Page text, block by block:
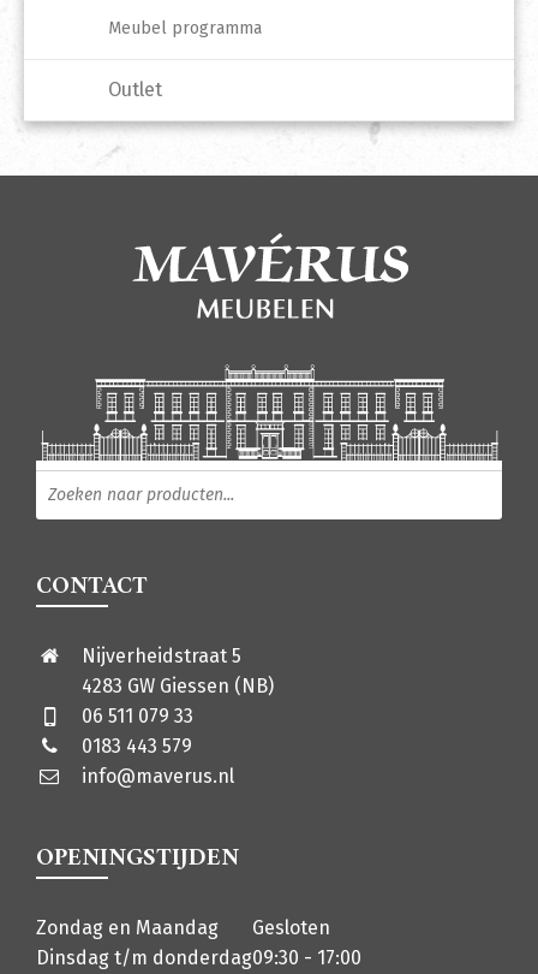
Meubel programma
Outlet
Producten zoeken
CONTACT
Nijverheidstraat 5
4283 GW Giessen (NB)
06 511 079 33
0183 443 579
info@maverus.nl
OPENINGSTIJDEN
Zondag en Maandag
Gesloten
Dinsdag t/m donderdag09:30 - 17:00